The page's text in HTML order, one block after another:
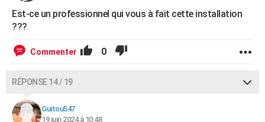
Est-ce un professionnel qui vous à fait cette installation
???
Commenter 0
RÉPONSE 14 / 19
Guitou547
19 juin 2024 à 10:48